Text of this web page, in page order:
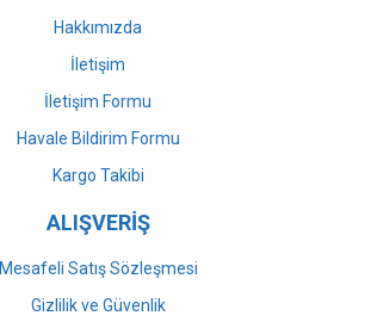
Gönder
Hakkımızda
İletişim
İletişim Formu
Havale Bildirim Formu
Kargo Takibi
ALIŞVERİŞ
Mesafeli Satış Sözleşmesi
Gizlilik ve Güvenlik